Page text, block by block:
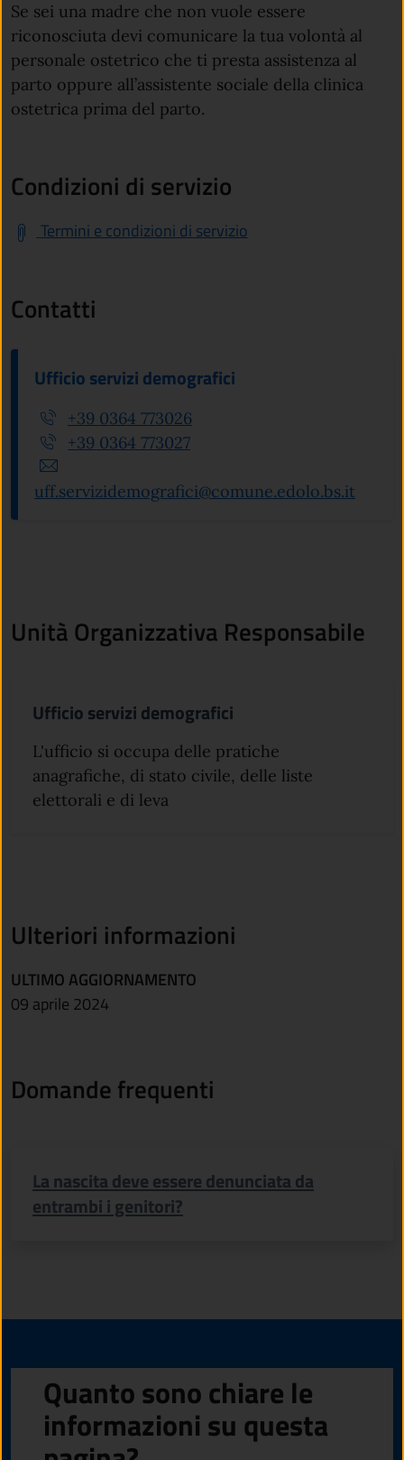
Se sei una madre che non vuole essere
riconosciuta devi comunicare la tua volontà al
personale ostetrico che ti presta assistenza al
parto oppure all’assistente sociale della clinica
ostetrica prima del parto.
Condizioni di servizio
Termini e condizioni di servizio
Contatti
Ufficio servizi demografici
+39 0364 773026
+39 0364 773027
uff.servizidemografici@comune.edolo.bs.it
Unità Organizzativa Responsabile
Ufficio servizi demografici
L'ufficio si occupa delle pratiche
anagrafiche, di stato civile, delle liste
elettorali e di leva
Ulteriori informazioni
ULTIMO AGGIORNAMENTO
09 aprile 2024
Domande frequenti
La nascita deve essere denunciata da
entrambi i genitori?
Quanto sono chiare le
informazioni su questa